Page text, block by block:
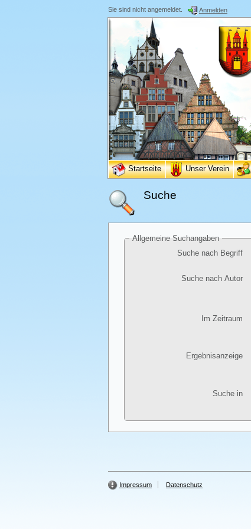
Sie sind nicht angemeldet. Anmelden
Startseite Unser Verein
Suche
Allgemeine Suchangaben
Suche nach Begriff
Suche nach Autor
Im Zeitraum
Ergebnisanzeige
Suche in
Impressum Datenschutz